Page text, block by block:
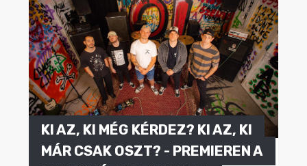
KI AZ, KI MÉG KÉRDEZ? KI AZ, KI
MÁR CSAK OSZT? - PREMIEREN A